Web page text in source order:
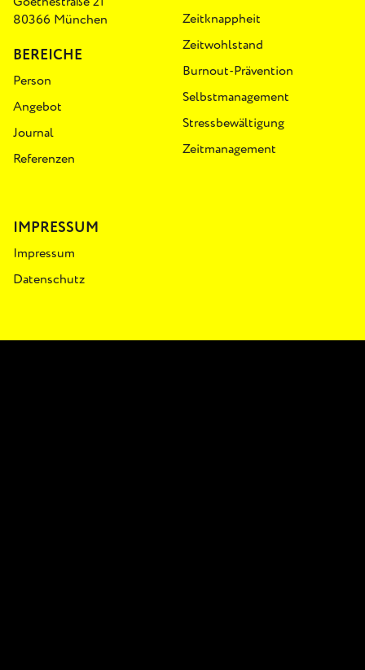
BEREICHE
Person
Angebot
Journal
Referenzen
80366 München
Zeitknappheit
Zeitwohlstand
Burnout-Prävention
Selbstmanagement
Stressbewältigung
Zeitmanagement
IMPRESSUM
Impressum
Datenschutz